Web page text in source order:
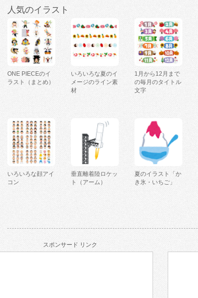
人気のイラスト
ONE PIECEのイ
ラスト（まとめ）
いろいろな夏のイ
メージのライン素
材
1月から12月まで
の毎月のタイトル
文字
いろいろな顔アイ
コン
垂直離着陸ロケッ
ト（アーム）
夏のイラスト「か
き氷・いちご」
スポンサード リンク